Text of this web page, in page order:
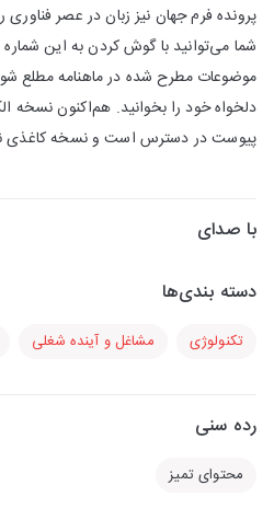
پرونده فرم جهان نیز زبان در عصر
شما می‌توانید با گوش کردن به این شماره
موضوعات مطرح شده در ماهنامه مطلع
پیوست در دسترس است و نسخه کاغذی
با صدای
دسته بندی‌ها
تکنولوژی مشاغل و آینده شغلی
رده سنی
محتوای تمیز